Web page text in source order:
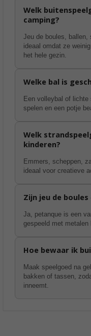
Welk
camping?
Jeu de boules, ballen,
ideaal omdat ze
het hele gezin.
Welke bal is
Een volleybal of
spelen en een potje
Welk
kinderen?
Emmers, scheppen,
ideaal voor creatieve
Zijn jeu de
Ja, petanque is een
gespeeld met metalen
Hoe bewaar ik
Maak speelgoed na
bakken of tassen,
inneemt.